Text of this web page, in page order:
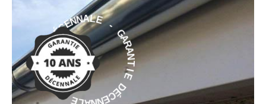
A
R
A
N
T
I
E
D
É
C
E
N
NALE - GARA
N
T
I
E
D
É
C
E
N
N
A
L